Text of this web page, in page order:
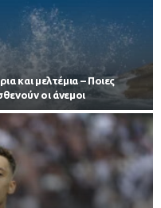
και μελτέμια – Ποιες
οι άνεμοι